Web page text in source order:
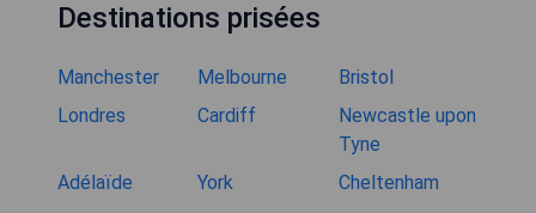
Destinations prisées
Manchester Melbourne
Bristol
Londres
Cardiff
Newcastle upon
Tyne
Adélaïde
York
Cheltenham